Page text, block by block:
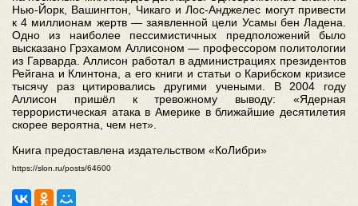
Нью-Йорк, Вашингтон, Чикаго и Лос-Анджелес могут привести
к 4 миллионам жертв — заявленной цели Усамы бен Ладена.
Одно из наиболее пессимистичных предположений было
высказано Грэхамом Аллисоном — профессором политологии
из Гарварда. Аллисон работал в администрациях президентов
Рейгана и Клинтона, а его книги и статьи о Карибском кризисе
тысячу раз цитировались другими учеными. В 2004 году
Аллисон пришёл к тревожному выводу: «Ядерная
террористическая атака в Америке в ближайшие десятилетия
скорее вероятна, чем нет».
Книга предоставлена издательством «КоЛибри»
https://slon.ru/posts/64600